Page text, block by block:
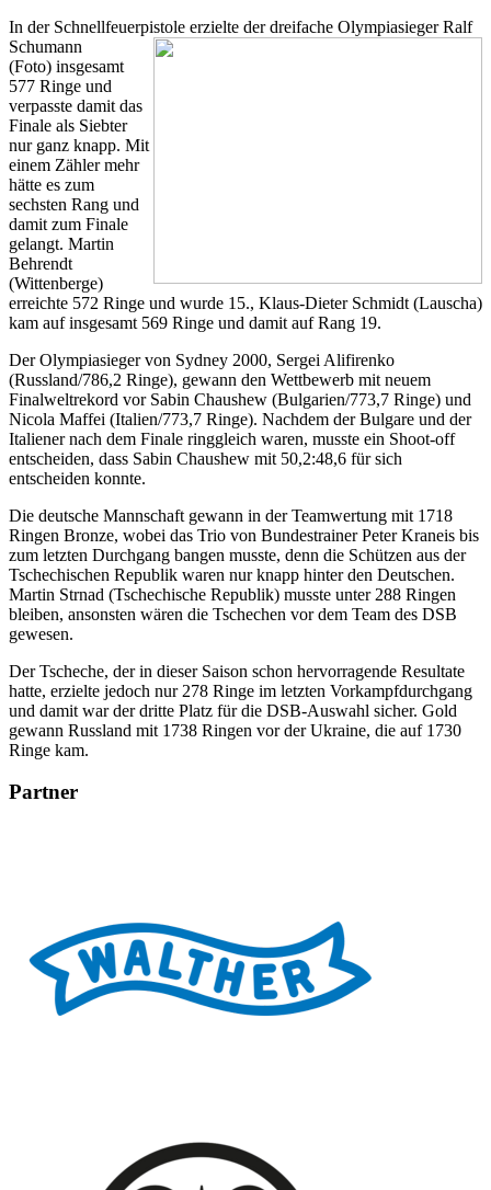
In der Schnellfeuerpistole erzielte der dreifache Olympiasieger Ralf
Schumann
(Foto) insgesamt
577 Ringe und
verpasste damit das
Finale als Siebter
nur ganz knapp. Mit
einem Zähler mehr
hätte es zum
sechsten Rang und
damit zum Finale
gelangt. Martin
Behrendt
(Wittenberge)
erreichte 572 Ringe und wurde 15., Klaus-Dieter Schmidt (Lauscha)
kam auf insgesamt 569 Ringe und damit auf Rang 19.
Der Olympiasieger von Sydney 2000, Sergei Alifirenko
(Russland/786,2 Ringe), gewann den Wettbewerb mit neuem
Finalweltrekord vor Sabin Chaushew (Bulgarien/773,7 Ringe) und
Nicola Maffei (Italien/773,7 Ringe). Nachdem der Bulgare und der
Italiener nach dem Finale ringgleich waren, musste ein Shoot-off
entscheiden, dass Sabin Chaushew mit 50,2:48,6 für sich
entscheiden konnte.
Die deutsche Mannschaft gewann in der Teamwertung mit 1718
Ringen Bronze, wobei das Trio von Bundestrainer Peter Kraneis bis
zum letzten Durchgang bangen musste, denn die Schützen aus der
Tschechischen Republik waren nur knapp hinter den Deutschen.
Martin Strnad (Tschechische Republik) musste unter 288 Ringen
bleiben, ansonsten wären die Tschechen vor dem Team des DSB
gewesen.
Der Tscheche, der in dieser Saison schon hervorragende Resultate
hatte, erzielte jedoch nur 278 Ringe im letzten Vorkampfdurchgang
und damit war der dritte Platz für die DSB-Auswahl sicher. Gold
gewann Russland mit 1738 Ringen vor der Ukraine, die auf 1730
Ringe kam.
Partner